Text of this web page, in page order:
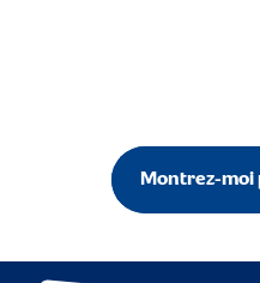
Montrez-moi